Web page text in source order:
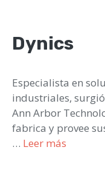
Dynics
Especialista en
industriales,
Ann Arbor
fabrica y provee
… Leer más